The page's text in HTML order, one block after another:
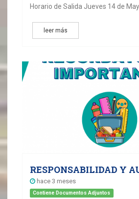
Horario de Salida Jueves 14 de
leer más
RESPONSABILIDAD Y
hace 3 meses
Contiene Documentos Adjuntos